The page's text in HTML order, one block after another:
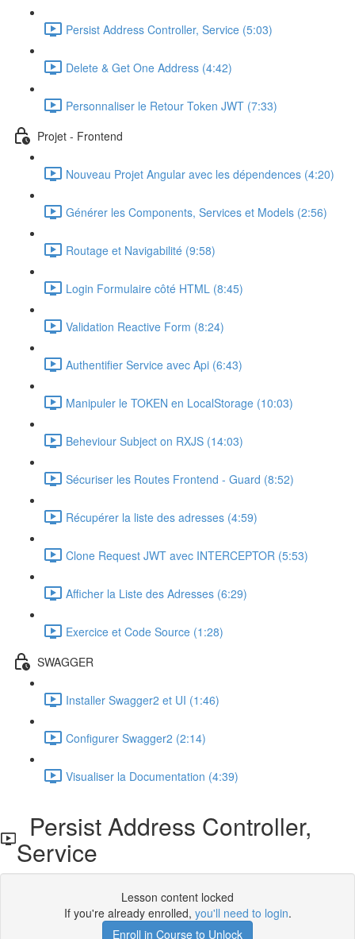
Persist Address Controller, Service (5:03)
Delete & Get One Address (4:42)
Personnaliser le Retour Token JWT (7:33)
Projet - Frontend
Nouveau Projet Angular avec les dépendences (4:20)
Générer les Components, Services et Models (2:56)
Routage et Navigabilité (9:58)
Login Formulaire côté HTML (8:45)
Validation Reactive Form (8:24)
Authentifier Service avec Api (6:43)
Manipuler le TOKEN en LocalStorage (10:03)
Beheviour Subject on RXJS (14:03)
Sécuriser les Routes Frontend - Guard (8:52)
Récupérer la liste des adresses (4:59)
Clone Request JWT avec INTERCEPTOR (5:53)
Afficher la Liste des Adresses (6:29)
Exercice et Code Source (1:28)
SWAGGER
Installer Swagger2 et UI (1:46)
Configurer Swagger2 (2:14)
Visualiser la Documentation (4:39)
Persist Address Controller,
Service
Lesson content locked
If you're already enrolled, you'll need to login.
Enroll in Course to Unlock